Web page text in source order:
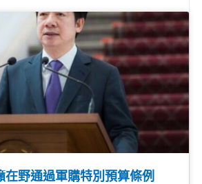
在野通過軍購特別預算條例